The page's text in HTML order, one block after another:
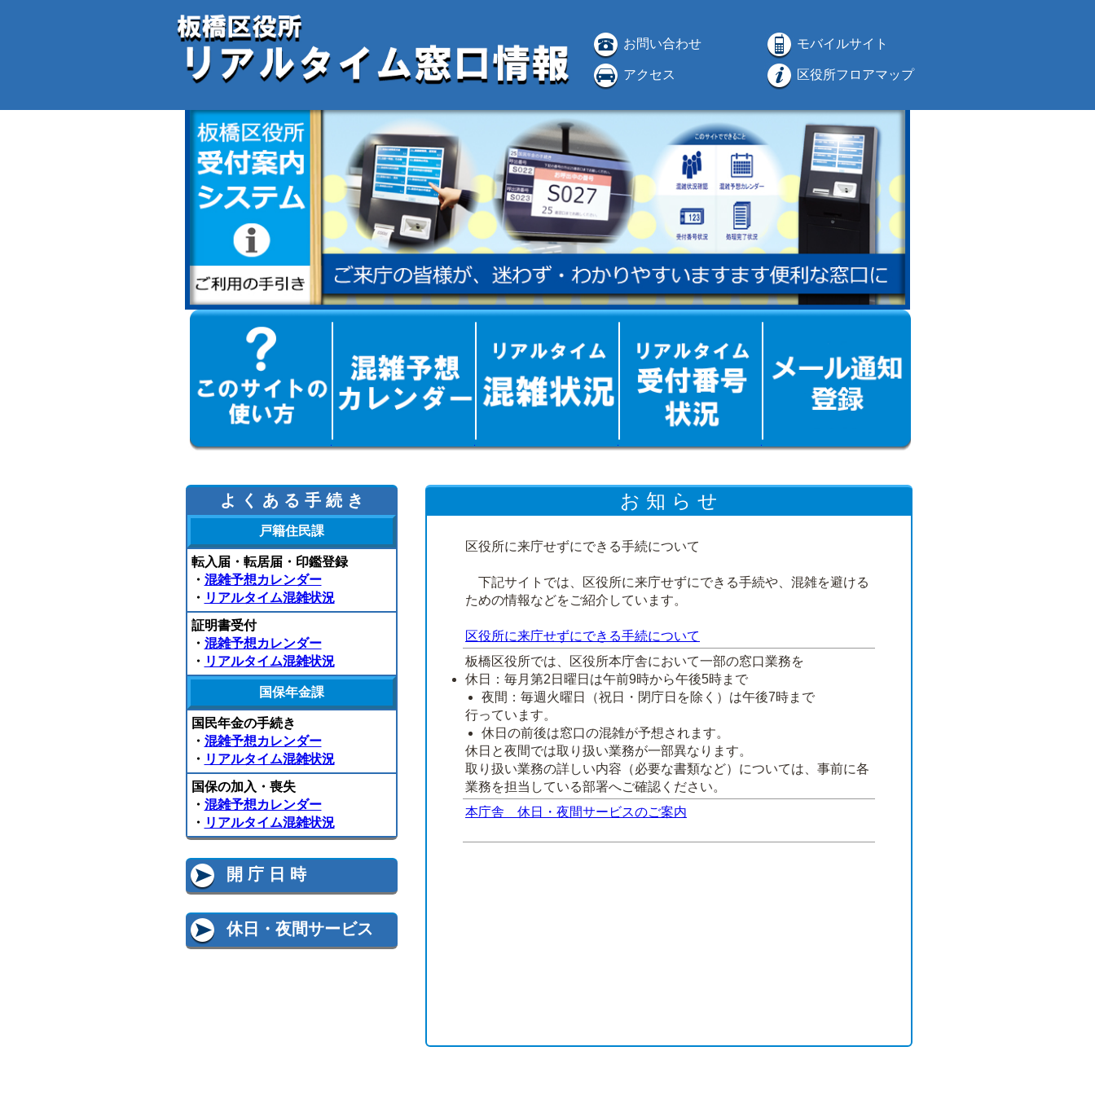
お問い合わせ モバイルサイト
アクセス 区役所フロアマップ
よ く あ る 手 続 き
戸籍住民課
転入届・転居届・印鑑登録
・ 混雑予想カレンダー
・ リアルタイム混雑状況
証明書受付
・ 混雑予想カレンダー
・ リアルタイム混雑状況
国保年金課
国民年金の手続き
・ 混雑予想カレンダー
・ リアルタイム混雑状況
国保の加入・喪失
・ 混雑予想カレンダー
・ リアルタイム混雑状況
開 庁 日 時
休日・夜間サービス
お 知 ら せ
区役所に来庁せずにできる手続について
下記サイトでは、区役所に来庁せずにできる手続や、混雑を避ける
ための情報などをご紹介しています。
区役所に来庁せずにできる手続について
板橋区役所では、区役所本庁舎において一部の窓口業務を
休日：毎月第2日曜日は午前9時から午後5時まで
夜間：毎週火曜日（祝日・閉庁日を除く）は午後7時まで
行っています。
休日の前後は窓口の混雑が予想されます。
休日と夜間では取り扱い業務が一部異なります。
取り扱い業務の詳しい内容（必要な書類など）については、事前に各
業務を担当している部署へご確認ください。
本庁舎 休日・夜間サービスのご案内